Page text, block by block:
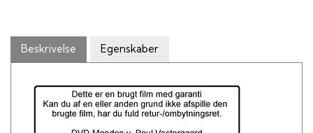
Esben Pretzmann
Puk Scharbau
Markus Borg
Andrea Damgaard Hegner
Beskrivelse Egenskaber